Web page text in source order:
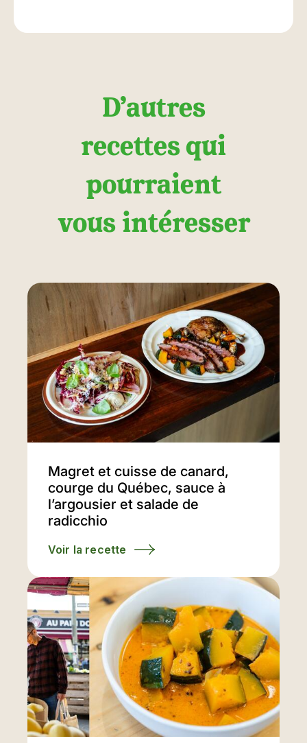
D’autres
recettes qui
pourraient
vous intéresser
Magret et cuisse de canard,
courge du Québec, sauce à
l’argousier et salade de
radicchio
Voir la recette